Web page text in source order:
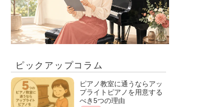
ピックアップコラム
ピアノ教室に通うならアッ
プライトピアノを用意する
べき5つの理由